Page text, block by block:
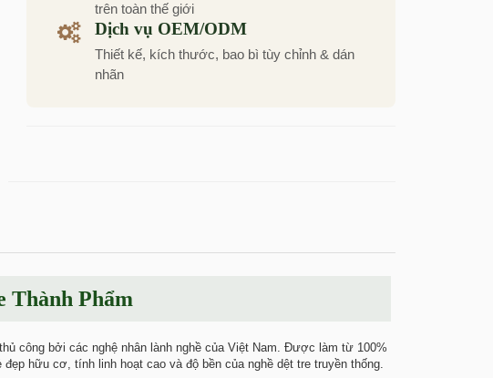
trên toàn thế giới
Dịch vụ OEM/ODM
Thiết kế, kích thước, bao bì tùy chỉnh & dán
nhãn
Thành Phẩm
công bởi các nghệ nhân lành nghề của Việt Nam. Được làm từ 100%
hữu cơ, tính linh hoạt cao và độ bền của nghề dệt tre truyền thống.